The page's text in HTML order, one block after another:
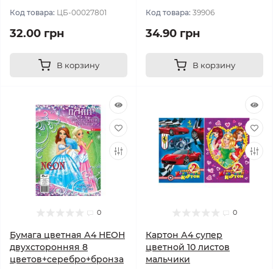
Код товара: ЦБ-00027801
32.00 грн
В корзину
Код товара: 39906
34.90 грн
В корзину
0
Бумага цветная А4 НЕОН
двухсторонняя 8
цветов+серебро+бронза
0
Картон А4 супер
цветной 10 листов
мальчики